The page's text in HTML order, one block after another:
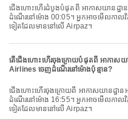
ជើងហោះហើរដំបូងបំផុតពី អាកាសយានដ្ឋានអន្តរជាតិងូរ៉ារ៉ៃ ជាមួយ Asiana Airlines ចេញ
ដំណើរនៅម៉ោង 00:05។ អ្នកអាចមើលកាល
ទៀតដែលមាននៅលើ Airpaz។
តើជើងហោះហើរចុងក្រោយបំផុតពី អាកាសយាន
Airlines ចេញដំណើរនៅម៉ោងប៉ុន្មាន?
ជើងហោះហើរចុងក្រោយពី អាកាសយានដ្ឋានអន្តរជាតិងូរ៉ារ៉ៃ ជាមួយ Asiana Airlines ចេញ
ដំណើរនៅម៉ោង 16:55។ អ្នកអាចមើលកាល
ទៀតដែលមាននៅលើ Airpaz។